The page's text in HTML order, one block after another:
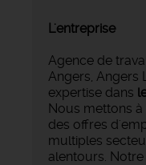
L'entreprise
Agence de
Angers, Angers
expertise dans
Nous mettons
des offres
multiples
alentours.